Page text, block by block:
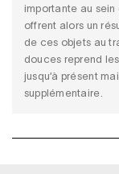
importante au
offrent alors un
de ces objets au
douces reprend
jusqu’à présent
supplémentaire.